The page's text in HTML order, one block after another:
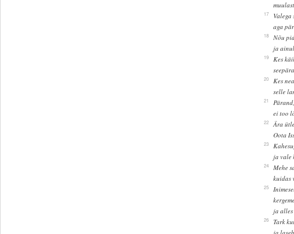
17
Valega
aga
18
Nõu
ja
19
Kes
20
Kes
selle
21
ei too
22
Ära
Oota
23
ja vale
24
Mehe
kuidas
25
ja
26
Tark